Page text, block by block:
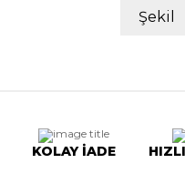
Şekil
KOLAY İADE